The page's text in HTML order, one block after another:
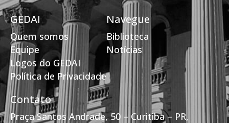
GEDAI
Quem somos
Equipe
Logos do GEDAI
Política de Privacidade
Navegue
Biblioteca
Notícias
Contato
Praça Santos Andrade, 50 – Curitiba – PR,